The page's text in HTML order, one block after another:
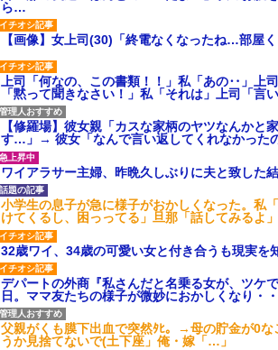
ら…
【画像】女上司(30)「終電なくなったね…部屋
上司「何なの、この書類！！」私「あの‥」上
「黙って聞きなさい！」私「それは」上司「
【修羅場】彼女親「カスな家柄のヤツなんかと
す…」→ 彼女「なんで言い返してくれなかった
ワイアラサー主婦、昨晩久しぶりに夫と致した
小学生の息子が急に様子がおかしくなった。私
けてくるし、困っってる」旦那「話してみるよ
32歳ワイ、34歳の可愛い女と付き合うも現実を
デパートの外商『私さんだと名乗る女が、ツ
日。ママ友たちの様子が微妙におかしくなり・・
父親がくも膜下出血で突然ﾀﾋ。→母の貯金が0
うか見捨てないで(土下座」俺・嫁「…」